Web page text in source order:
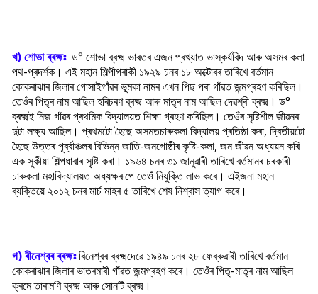
খ) শোভা ব্ৰহ্মঃ ড° শোভা ব্ৰক্ষ্ম ভাৰতৰ এজন প্ৰখ্যাত ভাস্কৰ্যবিদ আৰু অসমৰ কলা
পথ-প্ৰদৰ্শক। এই মহান শিল্পীগৰাকী ১৯২৯ চনৰ ১৮ অক্টোবৰ তাৰিখে বৰ্তমান
কোকৰাঝাৰ জিলাৰ গোসাইগাঁৱৰ ভূমকা নামৰ এখন পিছ পৰা গাঁৱত জন্মগ্ৰহণ কৰিছিল।
তেওঁৰ পিতৃৰ নাম আছিল হৰিচৰণ ব্ৰক্ষ্ম আৰু মাতৃৰ নাম আছিল দেৱশ্ৰী ব্ৰক্ষ্ম। ড°
ব্ৰক্ষ্মই নিজ গাঁৱৰ প্ৰথমিক বিদ্যালয়ত শিক্ষা গ্ৰহণ কৰিছিল। তেওঁৰ সৃষ্টিশীল জীৱনৰ
দুটা লক্ষ্য আছিল। প্ৰথমটো হৈছে অসমতচাৰুকলা বিদ্যালয় প্ৰতিষ্ঠা কৰা, দ্বিতীয়টো
হৈছে উত্তৰ পূৰ্ব্বাঞ্চলৰ বিভিন্ন জাতি-জনগোষ্ঠীৰ কৃষ্টি-কলা, জন জীৱন অধ্যয়ন কৰি
এক সুকীয়া শিল্পধাৰাৰ সৃষ্টি কৰা। ১৯৬৪ চনৰ ৩১ জানুৱাৰী তাৰিখে বৰ্তমানৰ চৰকাৰী
চাৰুকলা মহাবিদ্যালয়ত অধ্যক্ষৰূপে তেওঁ নিযুক্তি লাভ কৰে। এইজনা মহান
ব্যক্তিয়ে ২০১২ চনৰ মাৰ্চ মাহৰ ৫ তাৰিখে শেষ নিশ্বাস ত্যাগ কৰে।
গ) বীনেশ্বৰ ব্ৰহ্মঃবিনেশ্বৰ ব্ৰক্ষ্মদেৱে ১৯৪৯ চনৰ ২৮ ফেব্ৰুৱাৰী তাৰিখে বৰ্তমান
কোকৰাঝাৰ জিলাৰ ভাতৰমাৰী গাঁৱত জন্মগ্ৰহণ কৰে। তেওঁৰ পিতৃ-মাতৃৰ নাম আছিল
ক্ৰমে তাৰামণি ব্ৰক্ষ্ম আৰু সোনটি ব্ৰক্ষ্ম।